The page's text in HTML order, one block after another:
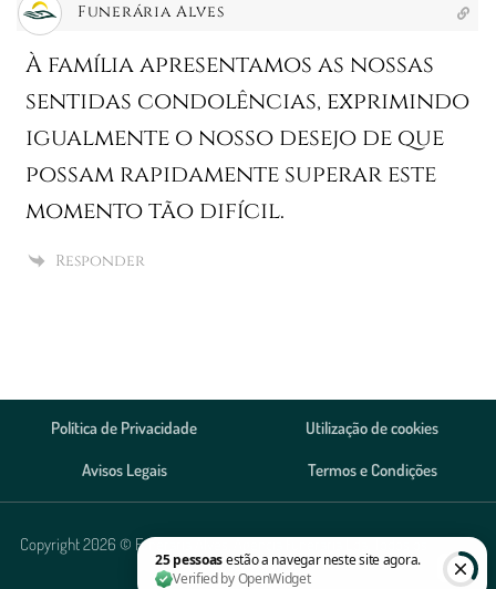
Funerária Alves
À família apresentamos as nossas
sentidas condolências, exprimindo
igualmente o nosso desejo de que
possam rapidamente superar este
momento tão difícil.
Responder
Política de Privacidade
Utilização de cookies
Avisos Legais
Termos e Condições
Copyright 2026 © Funerária Alves, Agência Funerária Lda. Todos os direitos
reservados